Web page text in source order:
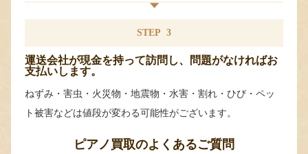
STEP 3
運送会社が現金を持って訪問し、問題がなければお
支払いします。
ねずみ・害虫・火災物・地震物・水害・割れ・ひび・ペッ
ト被害などは値段が変わる可能性がございます。
ピアノ買取のよくあるご質問